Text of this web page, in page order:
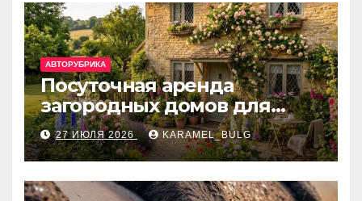
АВТОРУБРИКА
Посуточная аренда
загородных домов для
отдыха
27 ИЮЛЯ 2026 KARAMEL_BULG